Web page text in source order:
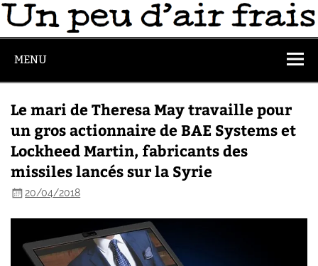
MENU
Le mari de Theresa May travaille pour
un gros actionnaire de BAE Systems et
Lockheed Martin, fabricants des
missiles lancés sur la Syrie
20/04/2018